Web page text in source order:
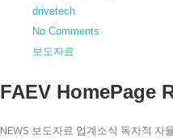
drivetech
No Comments
보도자료
FAEV HomePage
NEWS 보도자료 업계소식 독자적 자